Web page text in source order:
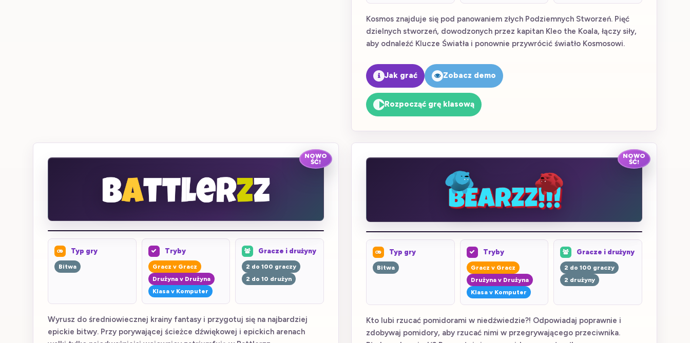
Kosmos znajduje się pod panowaniem złych Podziemnych Stworzeń. Pięć
dzielnych stworzeń, dowodzonych przez kapitan Kleo the Koala, łączy siły,
aby odnaleźć Klucze Światła i ponownie przywrócić światło Kosmosowi.
Jak grać Zobacz demo
Rozpocząć grę klasową
NOWO
ŚĆ!
Typ gry
Bitwa
Tryby
Gracz v Gracz
Drużyna v Drużyna
Klasa v Komputer
Gracze i drużyny
2 do 100 graczy
2 do 10 drużyn
Wyrusz do średniowiecznej krainy fantasy i przygotuj się na najbardziej
epickie bitwy. Przy porywającej ścieżce dźwiękowej i epickich arenach
NOWO
ŚĆ!
Typ gry
Bitwa
Tryby
Gracz v Gracz
Drużyna v Drużyna
Klasa v Komputer
Gracze i drużyny
2 do 100 graczy
2 drużyny
Kto lubi rzucać pomidorami w niedźwiedzie?! Odpowiadaj poprawnie i
zdobywaj pomidory, aby rzucać nimi w przegrywającego przeciwnika.